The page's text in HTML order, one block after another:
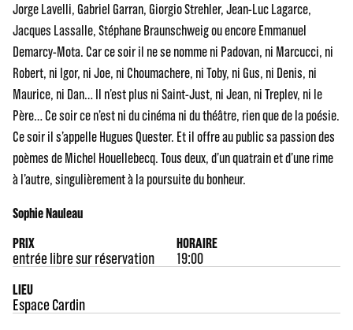
Jorge Lavelli, Gabriel Garran, Giorgio Strehler, Jean-Luc Lagarce,
Jacques Lassalle, Stéphane Braunschweig ou encore Emmanuel
Demarcy-Mota. Car ce soir il ne se nomme ni Padovan, ni Marcucci, ni
Robert, ni Igor, ni Joe, ni Choumachere, ni Toby, ni Gus, ni Denis, ni
Maurice, ni Dan… Il n’est plus ni Saint-Just, ni Jean, ni Treplev, ni le
Père… Ce soir ce n’est ni du cinéma ni du théâtre, rien que de la poésie.
Ce soir il s’appelle Hugues Quester. Et il offre au public sa passion des
poèmes de Michel Houellebecq. Tous deux, d’un quatrain et d’une rime
à l’autre, singulièrement à la poursuite du bonheur.
Sophie Nauleau
PRIX
entrée libre sur réservation
HORAIRE
19:00
LIEU
Espace Cardin